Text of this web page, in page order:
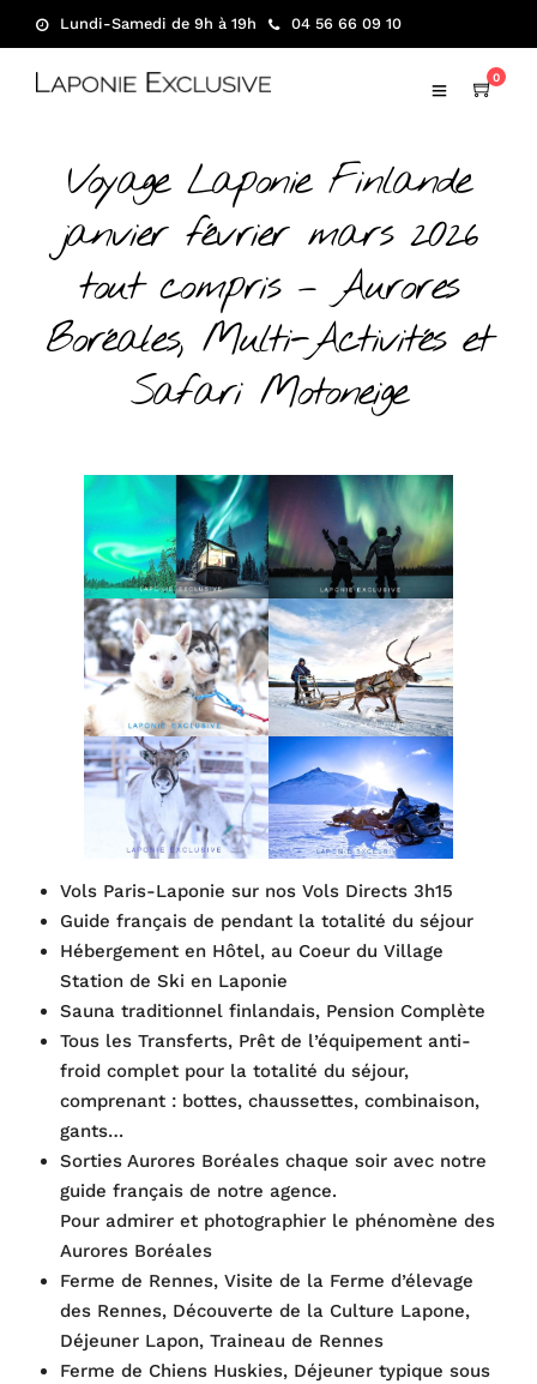
Lundi-Samedi de 9h à 19h 04 56 66 09 10
0
Voyage Laponie Finlande
janvier février mars 2026
tout compris – Aurores
Boréales, Multi-Activités et
Safari Motoneige
Vols Paris-Laponie sur nos Vols Directs 3h15
Guide français de pendant la totalité du séjour
Hébergement en Hôtel, au Coeur du Village
Station de Ski en Laponie
Sauna traditionnel finlandais, Pension Complète
Tous les Transferts, Prêt de l’équipement anti-
froid complet pour la totalité du séjour,
comprenant : bottes, chaussettes, combinaison,
gants…
Sorties Aurores Boréales chaque soir avec notre
guide français de notre agence.
Pour admirer et photographier le phénomène des
Aurores Boréales
Ferme de Rennes, Visite de la Ferme d’élevage
des Rennes, Découverte de la Culture Lapone,
Déjeuner Lapon, Traineau de Rennes
Ferme de Chiens Huskies, Déjeuner typique sous